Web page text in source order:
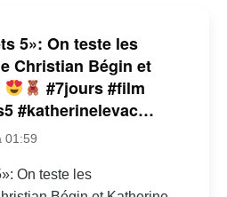
5»: On teste les
Christian Bégin et
#7jours #film
#katherinelevac…
01:59
On teste les